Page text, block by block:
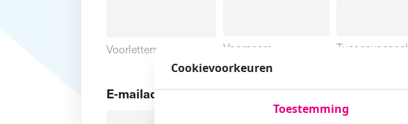
Voorletters Voornaam Tussenvoegsel
E-mailadres
Cookievoorkeuren
Toestemming